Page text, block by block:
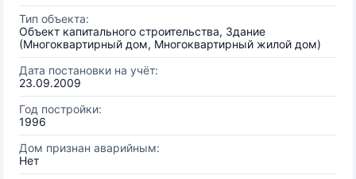
Тип объекта:
Объект капитального строительства, Здание
(Многоквартирный дом, Многоквартирный жилой дом)
Дата постановки на учёт:
23.09.2009
Год постройки:
1996
Дом признан аварийным:
Нет